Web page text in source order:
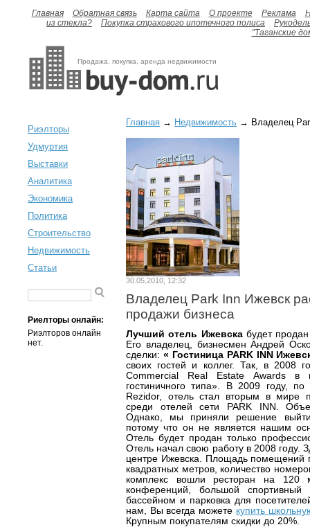
Главная Обратная связь Карта сайта О проекте Реклама
из стекла?
Покупка страхового ипотечного полиса
"Таганские
Продажа, покупка, аренда недвижимости
Риэлторы
Удмуртия
Выставки
Аналитика
Экономика
Политика
Строительство
Недвижимость
Статьи
Риелторы онлайн:
Риэлторов онлайн
нет.
Главная → Недвижимость → Владелец
30.05.2010, 12:32
Владелец Park Inn Ижевск
продажи бизнеса
Лучший отель Ижевска будет
Его владелец, бизнесмен Андрей
сделки: « Гостиница PARK INN
своих гостей и коллег. Так, в 2008
Commercial Real Estate Awards в
гостиничного типа». В 2009 году,
Rezidor, отель стал вторым в мире
среди отелей сети PARK INN.
Однако, мы приняли решение выйти
потому что он не является нашим
Отель будет продан только
Отель начал свою работу в 2008 году.
центре Ижевска. Площадь помещений
квадратных метров, количество
комплекс вошли ресторан на 120
конференций, большой спортивный
бассейном и парковка для
нам, Вы всегда можете купить
Крупным покупателям скидки до 20%.